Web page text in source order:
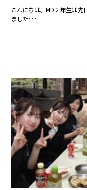
こんにちは。MD２年生は先
ました･･･